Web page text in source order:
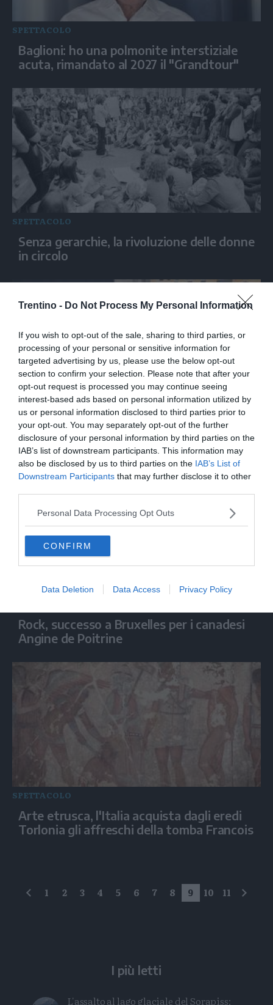
Trentino - Do Not Process My Personal Information
If you wish to opt-out of the sale, sharing to third parties, or
processing of your personal or sensitive information for
targeted advertising by us, please use the below opt-out
section to confirm your selection. Please note that after your
opt-out request is processed you may continue seeing
interest-based ads based on personal information utilized by
us or personal information disclosed to third parties prior to
your opt-out. You may separately opt-out of the further
disclosure of your personal information by third parties on the
IAB’s list of downstream participants. This information may
also be disclosed by us to third parties on the IAB’s List of
Downstream Participants that may further disclose it to other
Personal Data Processing Opt Outs
CONFIRM
Data Deletion Data Access Privacy Policy
SPETTACOLO
Baglioni: ho una polmonite interstiziale
acuta, rimandato al 2027 il "Grandtour"
SPETTACOLO
Senza gerarchie, la rivoluzione delle donne
in circolo
SPETTACOLO
Vasco Rossi: "La musica e' forma di
condivisione, ci salvera'"
Rock, successo a Bruxelles per i canadesi
Angine de Poitrine
SPETTACOLO
Arte etrusca, l'Italia acquista dagli eredi
Torlonia gli affreschi della tomba Francois
precedente
1 2 3 4 5 6 7 8 9 10 11
I più letti
L'assalto al lago glaciale del Sorapiss: